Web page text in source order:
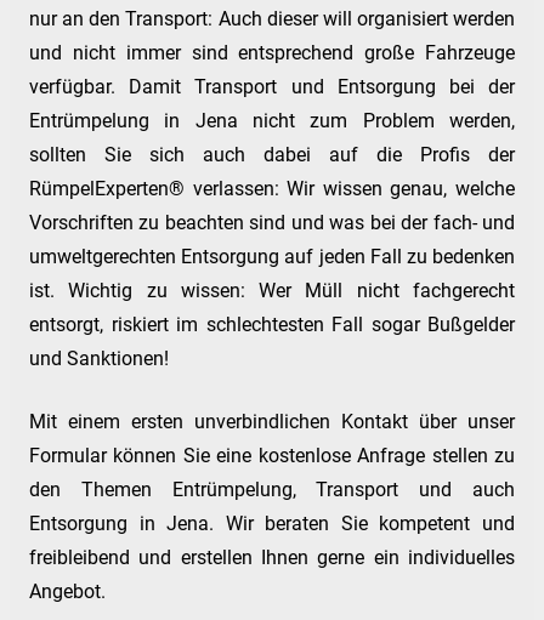
nur an den Transport: Auch dieser will organisiert werden
und nicht immer sind entsprechend große Fahrzeuge
verfügbar. Damit Transport und Entsorgung bei der
Entrümpelung in Jena nicht zum Problem werden,
sollten Sie sich auch dabei auf die Profis der
RümpelExperten® verlassen: Wir wissen genau, welche
Vorschriften zu beachten sind und was bei der fach- und
umweltgerechten Entsorgung auf jeden Fall zu bedenken
ist. Wichtig zu wissen: Wer Müll nicht fachgerecht
entsorgt, riskiert im schlechtesten Fall sogar Bußgelder
und Sanktionen!
Mit einem ersten unverbindlichen Kontakt über unser
Formular können Sie eine kostenlose Anfrage stellen zu
den Themen Entrümpelung, Transport und auch
Entsorgung in Jena. Wir beraten Sie kompetent und
freibleibend und erstellen Ihnen gerne ein individuelles
Angebot.